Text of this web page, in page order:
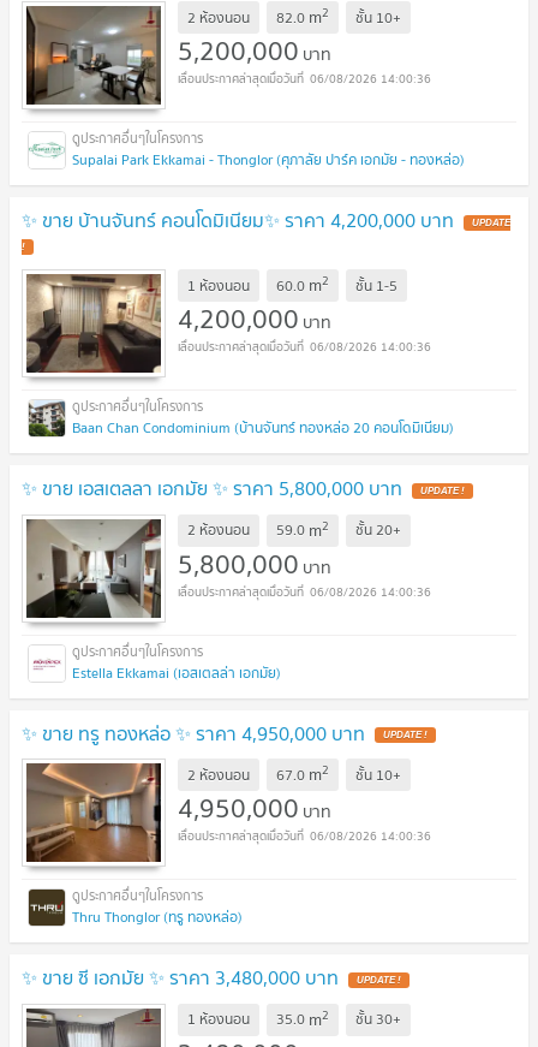
2 ห้องนอน 82.0 m2 ชั้น 10+
5,200,000 บาท
06/08/2026 14:00:36
Supalai Park Ekkamai - Thonglor (ศุภาลัย ปาร์ค เอกมัย - ทองหล่อ)
✨ ขาย บ้านจันทร์ คอนโดมิเนียม✨ ราคา 4,200,000 บาท UPDATE
!
1 ห้องนอน 60.0 m2 ชั้น 1-5
4,200,000 บาท
06/08/2026 14:00:36
Baan Chan Condominium (บ้านจันทร์ ทองหล่อ 20 คอนโดมิเนียม)
✨ ขาย เอสเตลลา เอกมัย ✨ ราคา 5,800,000 บาท UPDATE !
2 ห้องนอน 59.0 m2 ชั้น20+
5,800,000 บาท
06/08/2026 14:00:36
Estella Ekkamai (เอสเตลล่า เอกมัย)
✨ ขาย ทรู ทองหล่อ ✨ ราคา 4,950,000 บาท UPDATE !
2 ห้องนอน 67.0 m2 ชั้น 10+
4,950,000 บาท
06/08/2026 14:00:36
Thru Thonglor (ทรู ทองหล่อ)
✨ ขาย ซี เอกมัย ✨ ราคา 3,480,000 บาท UPDATE !
1 ห้องนอน 35.0 m2 ชั้น 30+